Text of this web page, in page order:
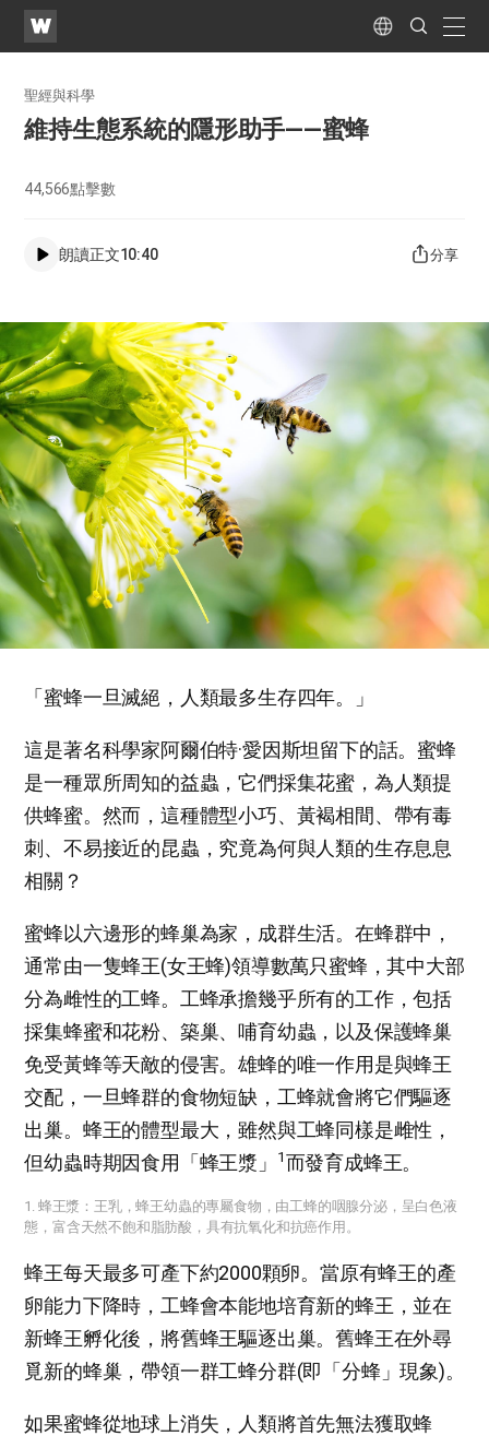
WATV
Language
Search
Submit
聖經與科學
維持生態系統的隱形助手——蜜蜂
44,566點擊數
朗讀正文10:40 分享
「蜜蜂一旦滅絕，人類最多生存四年。」
這是著名科學家阿爾伯特·愛因斯坦留下的話。蜜蜂
是一種眾所周知的益蟲，它們採集花蜜，為人類提
供蜂蜜。然而，這種體型小巧、黃褐相間、帶有毒
刺、不易接近的昆蟲，究竟為何與人類的生存息息
相關？
蜜蜂以六邊形的蜂巢為家，成群生活。在蜂群中，
通常由一隻蜂王(女王蜂)領導數萬只蜜蜂，其中大部
分為雌性的工蜂。工蜂承擔幾乎所有的工作，包括
採集蜂蜜和花粉、築巢、哺育幼蟲，以及保護蜂巢
免受黃蜂等天敵的侵害。雄蜂的唯一作用是與蜂王
交配，一旦蜂群的食物短缺，工蜂就會將它們驅逐
出巢。蜂王的體型最大，雖然與工蜂同樣是雌性，
但幼蟲時期因食用「蜂王漿」
1而發育成蜂王。
1. 蜂王漿：王乳，蜂王幼蟲的專屬食物，由工蜂的咽腺分泌，呈白色液
態，富含天然不飽和脂肪酸，具有抗氧化和抗癌作用。
蜂王每天最多可產下約2000顆卵。當原有蜂王的產
卵能力下降時，工蜂會本能地培育新的蜂王，並在
新蜂王孵化後，將舊蜂王驅逐出巢。舊蜂王在外尋
覓新的蜂巢，帶領一群工蜂分群(即「分蜂」現象)。
如果蜜蜂從地球上消失，人類將首先無法獲取蜂